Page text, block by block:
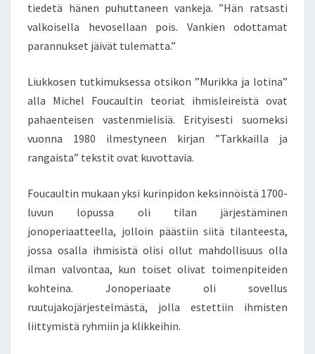
tiedetä hänen puhuttaneen vankeja. ”Hän ratsasti
valkoisella hevosellaan pois. Vankien odottamat
parannukset jäivät tulematta.”
Liukkosen tutkimuksessa otsikon ”Murikka ja lotina”
alla Michel Foucaultin teoriat ihmisleireistä ovat
pahaenteisen vastenmielisiä. Erityisesti suomeksi
vuonna 1980 ilmestyneen kirjan ”Tarkkailla ja
rangaista” tekstit ovat kuvottavia.
Foucaultin mukaan yksi kurinpidon keksinnöistä 1700-
luvun lopussa oli tilan järjestäminen
jonoperiaatteella, jolloin päästiin siitä tilanteesta,
jossa osalla ihmisistä olisi ollut mahdollisuus olla
ilman valvontaa, kun toiset olivat toimenpiteiden
kohteina. Jonoperiaate oli sovellus
ruutujakojärjestelmästä, jolla estettiin ihmisten
liittymistä ryhmiin ja klikkeihin.